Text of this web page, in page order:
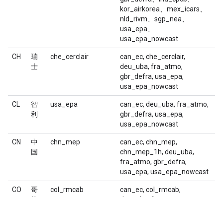
kor_airkorea、mex_icars、
nld_rivm、sgp_nea、
usa_epa、
usa_epa_nowcast
CH
瑞
士
che_cerclair
can_ec, che_cerclair,
deu_uba, fra_atmo,
gbr_defra, usa_epa,
usa_epa_nowcast
CL
智
利
usa_epa
can_ec, deu_uba, fra_atmo,
gbr_defra, usa_epa,
usa_epa_nowcast
CN
中
国
chn_mep
can_ec, chn_mep,
chn_mep_1h, deu_uba,
fra_atmo, gbr_defra,
usa_epa, usa_epa_nowcast
CO
哥
col_rmcab
can_ec, col_rmcab,